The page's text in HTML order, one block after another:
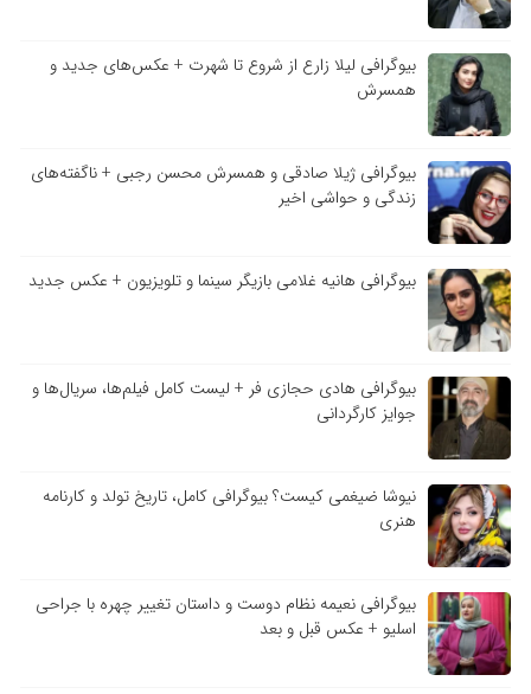
بیوگرافی لیلا زارع از شروع تا شهرت + عکس‌های جدید و
همسرش
بیوگرافی ژیلا صادقی و همسرش محسن رجبی + ناگفته‌های
زندگی و حواشی اخیر
بیوگرافی هانیه غلامی بازیگر سینما و تلویزیون + عکس جدید
بیوگرافی هادی حجازی فر + لیست کامل فیلم‌ها، سریال‌ها و
جوایز کارگردانی
نیوشا ضیغمی کیست؟ بیوگرافی کامل، تاریخ تولد و کارنامه
هنری
بیوگرافی نعیمه نظام دوست و داستان تغییر چهره با جراحی
اسلیو + عکس قبل و بعد